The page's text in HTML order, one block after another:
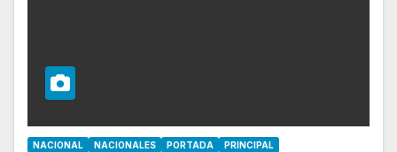
NACIONAL NACIONALES PORTADA PRINCIPAL